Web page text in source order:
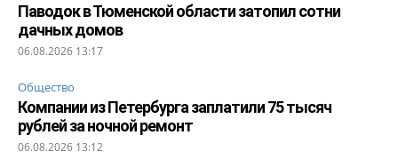
Паводок в Тюменской области затопил сотни
дачных домов
06.08.2026 13:17
Общество
Компании из Петербурга заплатили 75 тысяч
рублей за ночной ремонт
06.08.2026 13:12